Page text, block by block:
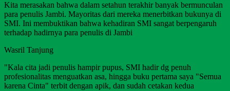
Kita merasakan bahwa dalam setahun terakhir banyak bermunculan
para penulis Jambi. Mayoritas dari mereka menerbitkan bukunya di
SMI. Ini membuktikan bahwa kehadiran SMI sangat berpengaruh
terhadap hadirnya para penulis di Jambi
Wasril Tanjung
"Kala cita jadi penulis hampir pupus, SMI hadir dg penuh
profesionalitas menguatkan asa, hingga buku pertama saya "Semua
karena Cinta" terbit dengan apik, dan sudah cetakan kedua